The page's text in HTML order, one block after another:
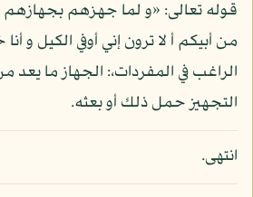
قوله تعالى: «و لما جهزهم بجهازهم
من أبيكم أ لا ترون إني أوفي الكيل و
الراغب في المفردات،: الجهاز ما يعد
التجهيز حمل ذلك أو بعثه.
انتهى.